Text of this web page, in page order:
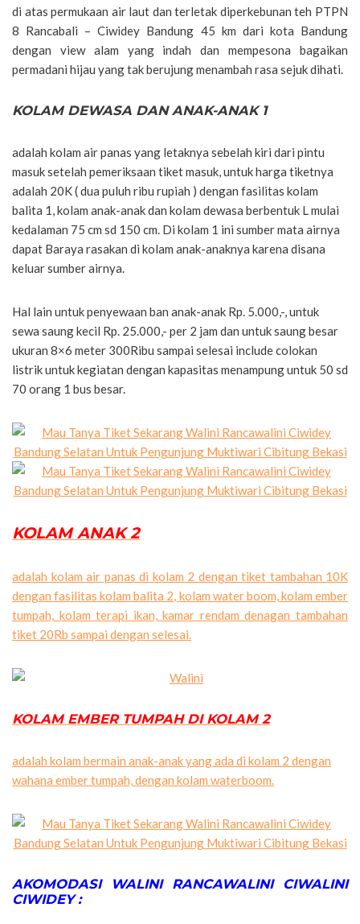
di atas permukaan air laut dan terletak diperkebunan teh PTPN
8 Rancabali – Ciwidey Bandung 45 km dari kota Bandung
dengan view alam yang indah dan mempesona bagaikan
permadani hijau yang tak berujung menambah rasa sejuk dihati.
KOLAM DEWASA DAN ANAK-ANAK 1
adalah kolam air panas yang letaknya sebelah kiri dari pintu
masuk setelah pemeriksaan tiket masuk, untuk harga tiketnya
adalah 20K ( dua puluh ribu rupiah ) dengan fasilitas kolam
balita 1, kolam anak-anak dan kolam dewasa berbentuk L mulai
kedalaman 75 cm sd 150 cm. Di kolam 1 ini sumber mata airnya
dapat Baraya rasakan di kolam anak-anaknya karena disana
keluar sumber airnya.
Hal lain untuk penyewaan ban anak-anak Rp. 5.000,-, untuk
sewa saung kecil Rp. 25.000,- per 2 jam dan untuk saung besar
ukuran 8×6 meter 300Ribu sampai selesai include colokan
listrik untuk kegiatan dengan kapasitas menampung untuk 50 sd
70 orang 1 bus besar.
KOLAM ANAK 2
adalah kolam air panas di kolam 2 dengan tiket tambahan 10K
dengan fasilitas kolam balita 2, kolam water boom, kolam ember
tumpah, kolam terapi ikan, kamar rendam denagan tambahan
tiket 20Rb sampai dengan selesai.
KOLAM EMBER TUMPAH DI KOLAM 2
adalah kolam bermain anak-anak yang ada di kolam 2 dengan
wahana ember tumpah, dengan kolam waterboom.
AKOMODASI WALINI RANCAWALINI CIWALINI
CIWIDEY :